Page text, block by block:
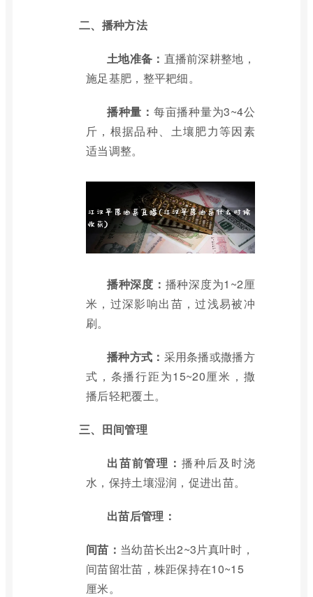
二、播种方法
土地准备： 直播前深耕整地，
施足基肥，整平耙细。
播种量： 每亩播种量为3~4公
斤，根据品种、土壤肥力等因素
适当调整。
播种深度： 播种深度为1~2厘
米，过深影响出苗，过浅易被冲
刷。
播种方式： 采用条播或撒播方
式，条播行距为15~20厘米，撒
播后轻耙覆土。
三、田间管理
出苗前管理： 播种后及时浇
水，保持土壤湿润，促进出苗。
出苗后管理：
间苗： 当幼苗长出2~3片真叶时，
间苗留壮苗，株距保持在10~15
厘米。